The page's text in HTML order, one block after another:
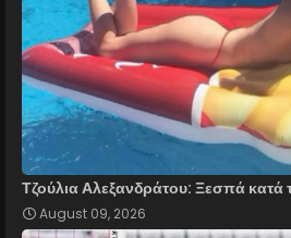
Τζούλια Αλεξανδράτου: Ξεσπά κατά
August 09, 2026